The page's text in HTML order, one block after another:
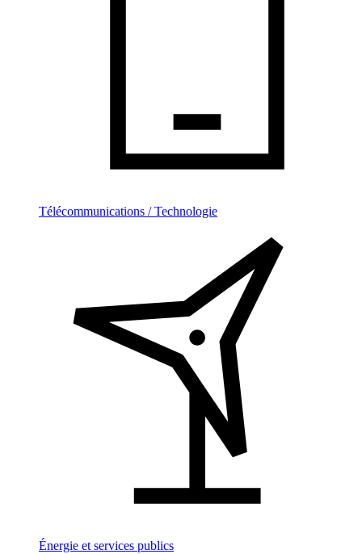
Télécommunications / Technologie
Énergie et services publics